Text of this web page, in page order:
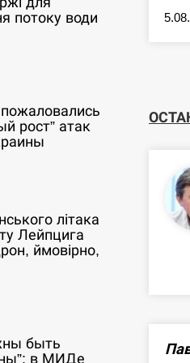
потоку води
рост” атак
літака
Лейпцига
ймовірно,
быть
в МИДе